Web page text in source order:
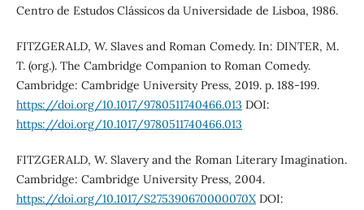
Centro de Estudos Clássicos da Universidade de Lisboa, 1986.
FITZGERALD, W. Slaves and Roman Comedy. In: DINTER, M.
T. (org.). The Cambridge Companion to Roman Comedy.
Cambridge: Cambridge University Press, 2019. p. 188-199.
https://doi.org/10.1017/9780511740466.013 DOI:
https://doi.org/10.1017/9780511740466.013
FITZGERALD, W. Slavery and the Roman Literary Imagination.
Cambridge: Cambridge University Press, 2004.
https://doi.org/10.1017/S275390670000070XDOI: